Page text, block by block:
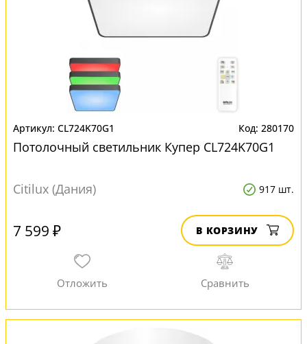
CL724K70G1 280170
Потолочный светильник Купер CL724K70G1
Citilux (Дания) 917 шт.
7 599 ₽ В КОРЗИНУ